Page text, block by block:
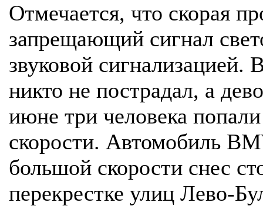
Отмечается, что скорая
запрещающий сигнал
звуковой сигнализацией.
никто не пострадал, а
июне три человека
скорости. Автомобиль
большой скорости снес
перекрестке улиц Лево-